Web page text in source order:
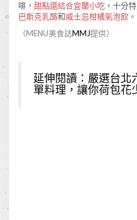
啡， 甜點還結合宜蘭小吃 ，十分
巴斯克乳酪和威士忌柑橘氣泡飲 。
（MENU美食誌MMJ提供）
延伸閱讀： 嚴選台北
單料理，讓你荷包花